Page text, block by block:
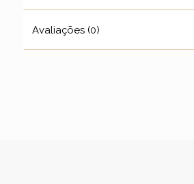
Avaliações (0)